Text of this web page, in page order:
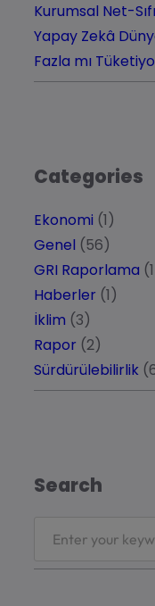
Kurumsal Net-
Yapay Zekâ
Fazla mı
Categories
Ekonomi (1)
Genel (56)
GRI Raporlama
Haberler (1)
İklim (3)
Rapor (2)
Sürdürülebilirlik
Search